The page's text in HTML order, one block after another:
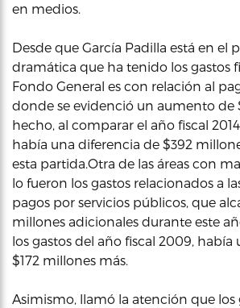
en medios.
Desde que García Padilla está en el
dramática que ha tenido los gastos
Fondo General es con relación al
donde se evidenció un aumento de
hecho, al comparar el año fiscal
había una diferencia de $392
esta partida.Otra de las áreas con
lo fueron los gastos relacionados a
pagos por servicios públicos, que
millones adicionales durante este
los gastos del año fiscal 2009,
$172 millones más.
Asimismo, llamó la atención que los